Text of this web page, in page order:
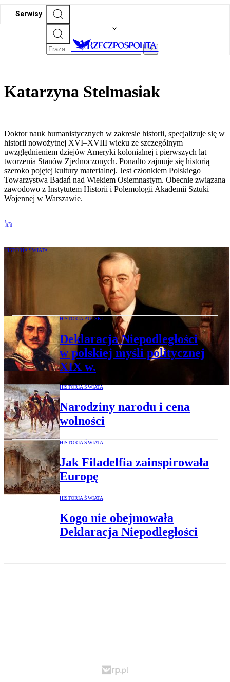
Serwisy
Katarzyna Stelmasiak
Doktor nauk humanistycznych w zakresie historii, specjalizuje się w
historii nowożytnej XVI–XVIII wieku ze szczególnym
uwzględnieniem dziejów Ameryki kolonialnej i pierwszych lat
tworzenia Stanów Zjednoczonych. Ponadto zajmuje się historią
szeroko pojętej kultury materialnej. Jest członkiem Polskiego
Towarzystwa Badań nad Wiekiem Osiemnastym. Obecnie związana
zawodowo z Instytutem Historii i Polemologii Akademii Sztuki
Wojennej w Warszawie.
HISTORIA ŚWIATA
Od Wilsona do Kennedy’ego.
Amerykańskie dziedzictwo Deklaracji
w XX w.
HISTORIA POLSKI
Deklaracja Niepodległości
w polskiej myśli politycznej
XIX w.
HISTORIA ŚWIATA
Narodziny narodu i cena
wolności
HISTORIA ŚWIATA
Jak Filadelfia zainspirowała
Europę
HISTORIA ŚWIATA
Kogo nie obejmowała
Deklaracja Niepodległości